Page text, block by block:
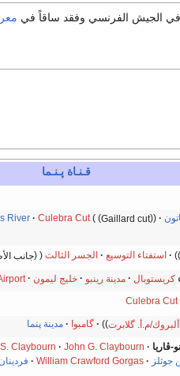
في الجيش الفرنسي وفقد ساقاً في
قـنـاة پـنـما
River Culebra Cut Gaillard cut
استفتاء التوسيع الجسر الثالث جانب
كريستوبال مدينة رينبو خليج ليمون
Culebra Cut
م.أ. گلابرت گامبوا مدينة پنما
ڤاريا Claybourn John G. Claybourn
William Crawford Gorgas